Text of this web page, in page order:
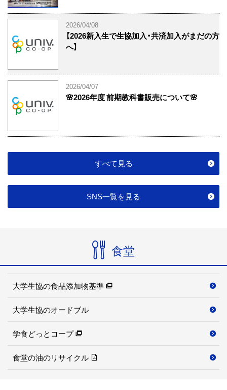
2026/04/08
【2026新入生で生協加入・共済加入がまだの方
へ】
2026/04/07
🌸2026年度 前期教科書販売について🌸
すべて見る
SNS一覧を見る
食堂
大学生協の食品添加物基準
大学生協のオードブル
学食どっとコープ
食堂の油のリサイクル